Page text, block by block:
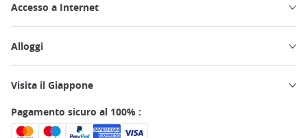
Accesso a Internet
Alloggi
Visita il Giappone
Pagamento sicuro al 100% :